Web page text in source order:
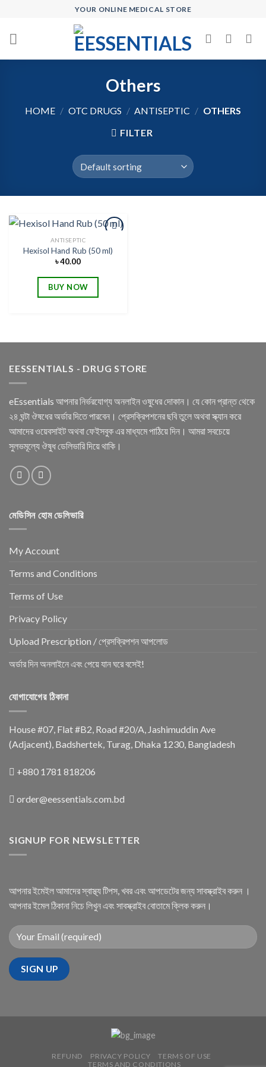
content
YOUR ONLINE MEDICAL STORE
Others
HOME / OTC DRUGS / ANTISEPTIC / OTHERS
FILTER
ANTISEPTIC
Hexisol Hand Rub (50 ml)
৳40.00
BUY NOW
EESSENTIALS - DRUG STORE
eEssentials আপনার নির্ভরযোগ্য অনলাইন ওষুধের দোকান। যে কোন প্রান্ত থেকে
২৪ ঘন্টা ঔষধের অর্ডার দিতে পারবেন। প্রেসক্রিপশনের ছবি তুলে অথবা স্ক্যান করে
আমাদের ওয়েবসাইট অথবা ফেইসবুক এর মাধ্যমে পাঠিয়ে দিন। আমরা সবচেয়ে
সুলভমূল্যে ঔষুধ ডেলিভারি দিয়ে থাকি।
মেডিসিন হোম ডেলিভারি
My Account
Terms and Conditions
Terms of Use
Privacy Policy
Upload Prescription / প্রেসক্রিপশন আপলোড
অর্ডার দিন অনলাইনে এবং পেয়ে যান ঘরে বসেই!
যোগাযোগের ঠিকানা
House #07, Flat #B2, Road #20/A, Jashimuddin Ave
(Adjacent), Badshertek, Turag, Dhaka 1230, Bangladesh
+880 1781 818206
order@eessentials.com.bd
SIGNUP FOR NEWSLETTER
আপনার ইমেইল আমাদের স্বাস্থ্য টিপস, খবর এবং আপডেটের জন্য সাবস্ক্রাইব করুন ।
আপনার ইমেল ঠিকানা নিচে লিখুন এবং সাবস্ক্রাইব বোতামে ক্লিক করুন।
REFUND PRIVACY POLICY
TERMS OF USE
TERMS AND CONDITIONS